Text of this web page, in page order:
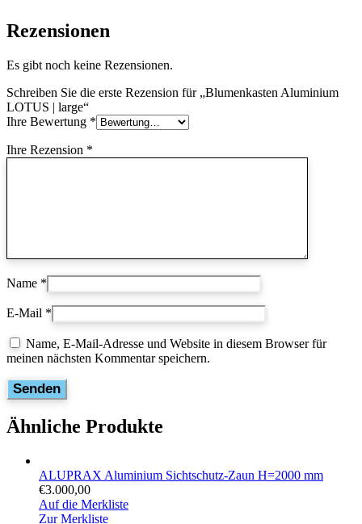
Rezensionen
Es gibt noch keine Rezensionen.
Schreiben Sie die erste Rezension für „Blumenkasten Aluminium
LOTUS | large“
Ihre Bewertung *
Ihre Rezension *
Name *
E-Mail *
Name, E-Mail-Adresse und Website in diesem Browser für
meinen nächsten Kommentar speichern.
Ähnliche Produkte
ALUPRAX Aluminium Sichtschutz-Zaun H=2000 mm
€3.000,00
Auf die Merkliste
Zur Merkliste